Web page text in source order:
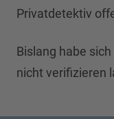
Privatdetektiv
Bislang habe
nicht verifizieren